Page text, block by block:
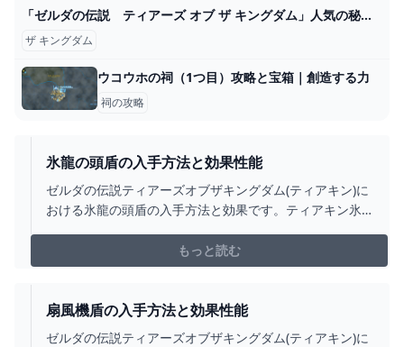
「ゼルダの伝説 ティアーズ オブ ザ キングダム」人気の秘密は「クラフト機能」巨大ロボット作る人も 前作ブレワイも売り切れに TBS NEWS DIG
ザ キングダム
ウコウホの祠（1つ目）攻略と宝箱｜創造する力
祠の攻略
氷龍の頭盾の入手方法と効果性能
ゼルダの伝説ティアーズオブザキングダム(ティアキン)に
おける氷龍の頭盾の入手方法と効果です。ティアキン氷
力についても掲載しています。
もっと読む
扇風機盾の入手方法と効果性能
ゼルダの伝説ティアーズオブザキングダム(ティアキン)に